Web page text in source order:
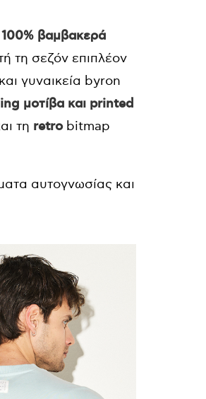
βαμβακερά
τη σεζόν επιπλέον
γυναικεία byron
μοτίβα και printed
τη retrobitmap
αυτογνωσίας και